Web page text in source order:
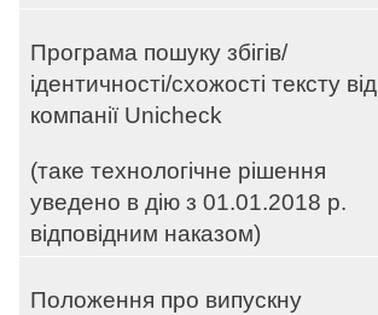
Програма пошуку збігів/
ідентичності/схожості тексту від
компанії Unicheck
(таке технологічне рішення
уведено в дію з 01.01.2018 р.
відповідним наказом)
Положення про випускну